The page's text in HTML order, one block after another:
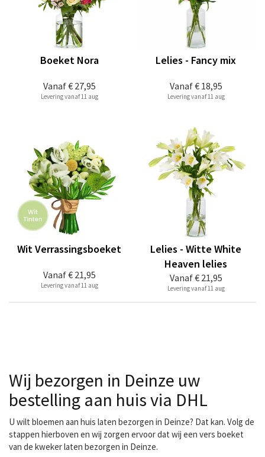
Vanaf€ 27,95
Boeket Nora
Levering vanaf 11 aug
Vanaf€ 18,95
Lelies - Fancy mix
Levering vanaf 11 aug
Vanaf€ 21,95
Wit Verrassingsboeket
Levering vanaf 11 aug
Vanaf€ 21,95
Lelies - Witte White
Heaven lelies
Levering vanaf 11 aug
Wij bezorgen in Deinze uw
bestelling aan huis via DHL
U wilt bloemen aan huis laten bezorgen in Deinze? Dat kan. Volg de
stappen hierboven en wij zorgen ervoor dat wij een vers boeket
van de kweker laten bezorgen in Deinze.